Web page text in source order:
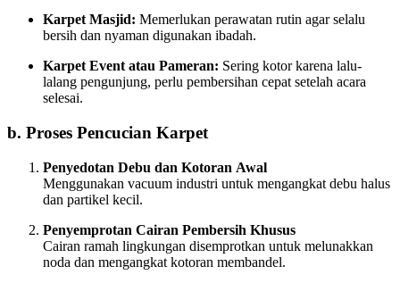
Karpet Masjid: Memerlukan perawatan rutin agar selalu
bersih dan nyaman digunakan ibadah.
Karpet Event atau Pameran: Sering kotor karena lalu-
lalang pengunjung, perlu pembersihan cepat setelah acara
selesai.
b. Proses Pencucian Karpet
Penyedotan Debu dan Kotoran Awal
Menggunakan vacuum industri untuk mengangkat debu halus
dan partikel kecil.
Penyemprotan Cairan Pembersih Khusus
Cairan ramah lingkungan disemprotkan untuk melunakkan
noda dan mengangkat kotoran membandel.